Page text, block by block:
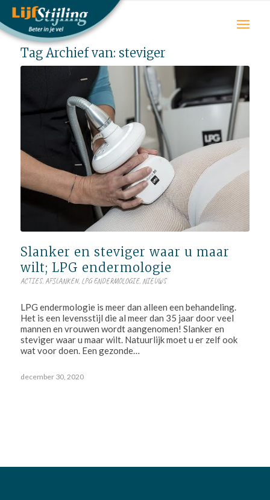
Tag Archief van: steviger
Slanker en steviger waar u maar
wilt; LPG endermologie
ACTIES,AFSLANKEN, LPG ENDERMOLOGIE, NIEUWS
LPG endermologie is meer dan alleen een behandeling.
Het is een levensstijl die al meer dan 35 jaar door veel
mannen en vrouwen wordt aangenomen! Slanker en
steviger waar u maar wilt. Natuurlijk moet u er zelf ook
wat voor doen. Een gezonde…
december 30, 2020